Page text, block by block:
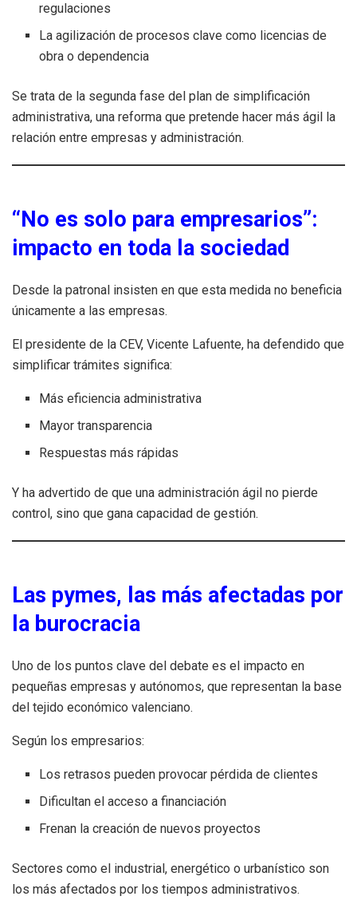
regulaciones
La agilización de procesos clave como licencias de
obra o dependencia
Se trata de la segunda fase del plan de simplificación
administrativa, una reforma que pretende hacer más ágil la
relación entre empresas y administración.
“No es solo para empresarios”:
impacto en toda la sociedad
Desde la patronal insisten en que esta medida no beneficia
únicamente a las empresas.
El presidente de la CEV, Vicente Lafuente, ha defendido que
simplificar trámites significa:
Más eficiencia administrativa
Mayor transparencia
Respuestas más rápidas
Y ha advertido de que una administración ágil no pierde
control, sino que gana capacidad de gestión.
Las pymes, las más afectadas por
la burocracia
Uno de los puntos clave del debate es el impacto en
pequeñas empresas y autónomos, que representan la base
del tejido económico valenciano.
Según los empresarios:
Los retrasos pueden provocar pérdida de clientes
Dificultan el acceso a financiación
Frenan la creación de nuevos proyectos
Sectores como el industrial, energético o urbanístico son
los más afectados por los tiempos administrativos.